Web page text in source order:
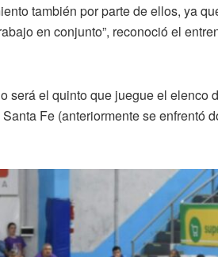
también por parte de ellos, ya
en conjunto”, reconoció el
será el quinto que juegue el elenco
Fe (anteriormente se enfrentó